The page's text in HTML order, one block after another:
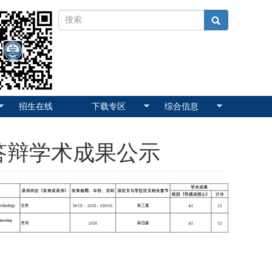
招生在线 下载专区 综合信息
学术成果公示